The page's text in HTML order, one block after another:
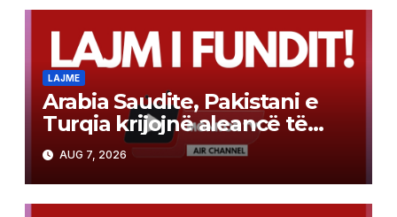
LAJME
Arabia Saudite, Pakistani e
Turqia krijojnë aleancë të
përbashkët mbrojtjeje sipas
modelit të NATO-s
AUG 7, 2026